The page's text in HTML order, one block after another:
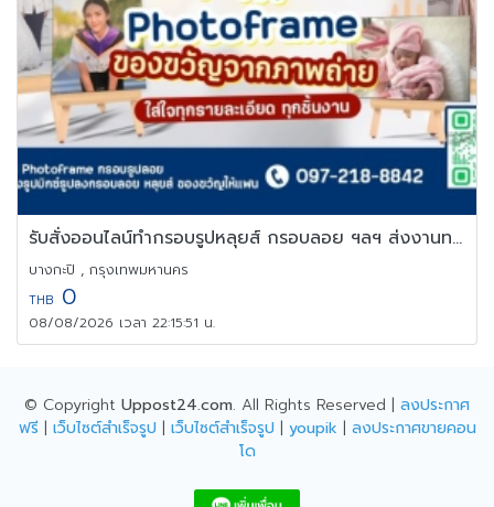
รับสั่งออนไลน์ทำกรอบรูปหลุยส์ กรอบลอย ฯลฯ ส่งงานทางไปรษณีย์
บางกะปิ , กรุงเทพมหานคร
THB 0
08/08/2026 เวลา 22:15:51 น.
© Copyright Uppost24.com. All Rights Reserved | ลงประกาศ
ฟรี| เว็บไซต์สำเร็จรูป | เว็บไซต์สำเร็จรูป | youpik | ลงประกาศขายคอน
โด